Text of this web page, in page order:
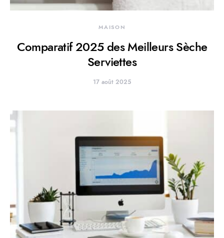
MAISON
Comparatif 2025 des Meilleurs Sèche
Serviettes
17 août 2025